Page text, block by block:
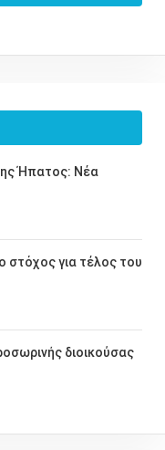
Ήπατος: Νέα
στόχος για τέλος του
διοικούσας